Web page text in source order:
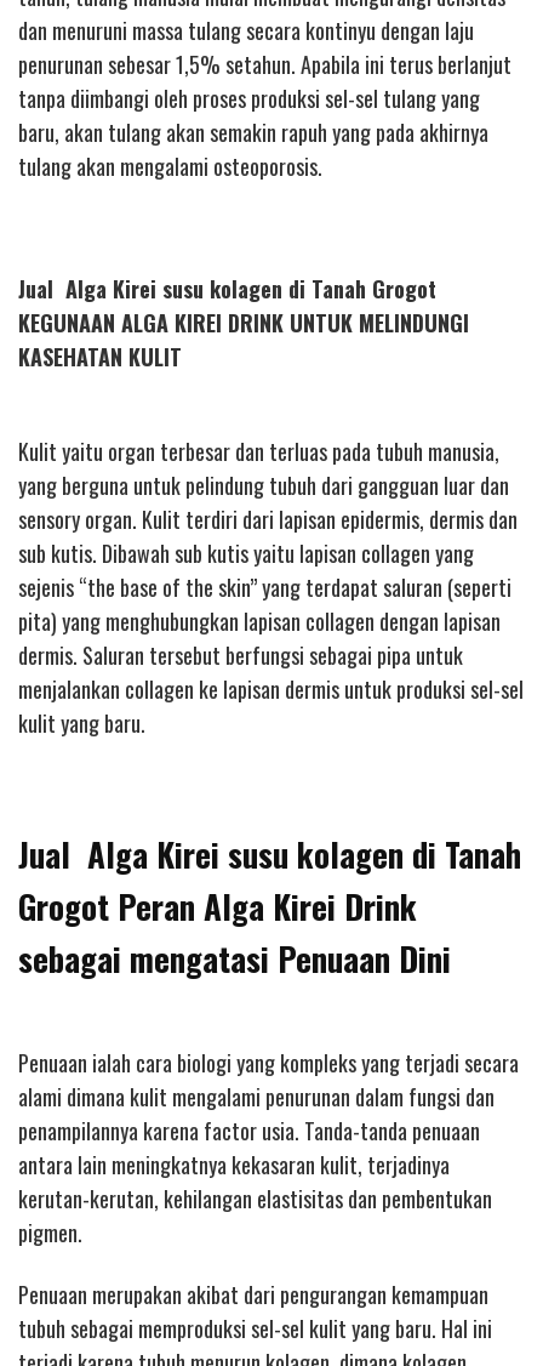
dan menuruni massa tulang secara kontinyu dengan laju
penurunan sebesar 1,5% setahun. Apabila ini terus berlanjut
tanpa diimbangi oleh proses produksi sel-sel tulang yang
baru, akan tulang akan semakin rapuh yang pada akhirnya
tulang akan mengalami osteoporosis.
Jual Alga Kirei susu kolagen di Tanah Grogot
KEGUNAAN ALGA KIREI DRINK UNTUK MELINDUNGI
KASEHATAN KULIT
Kulit yaitu organ terbesar dan terluas pada tubuh manusia,
yang berguna untuk pelindung tubuh dari gangguan luar dan
sensory organ. Kulit terdiri dari lapisan epidermis, dermis dan
sub kutis. Dibawah sub kutis yaitu lapisan collagen yang
sejenis “the base of the skin” yang terdapat saluran (seperti
pita) yang menghubungkan lapisan collagen dengan lapisan
dermis. Saluran tersebut berfungsi sebagai pipa untuk
menjalankan collagen ke lapisan dermis untuk produksi sel-sel
kulit yang baru.
Jual Alga Kirei susu kolagen di Tanah
Grogot Peran Alga Kirei Drink
sebagai mengatasi Penuaan Dini
Penuaan ialah cara biologi yang kompleks yang terjadi secara
alami dimana kulit mengalami penurunan dalam fungsi dan
penampilannya karena factor usia. Tanda-tanda penuaan
antara lain meningkatnya kekasaran kulit, terjadinya
kerutan-kerutan, kehilangan elastisitas dan pembentukan
pigmen.
Penuaan merupakan akibat dari pengurangan kemampuan
tubuh sebagai memproduksi sel-sel kulit yang baru. Hal ini